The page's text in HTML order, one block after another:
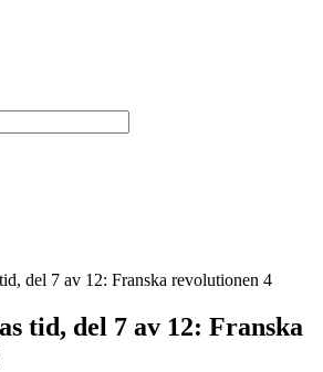
del 7 av 12: Franska revolutionen 4
tid, del 7 av 12: Franska